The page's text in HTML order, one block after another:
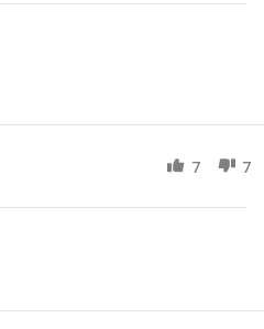
7 7